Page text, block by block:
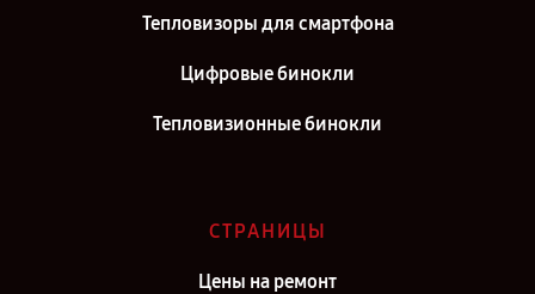
Тепловизоры для смартфона
Цифровые бинокли
Тепловизионные бинокли
СТРАНИЦЫ
Цены на ремонт